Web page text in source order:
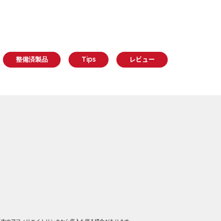
整備済製品 Tips レビュー